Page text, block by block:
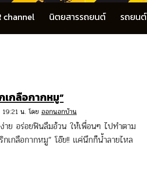
channel นิตยสารรถยนต์ รถยนต์
กลือกากหมู”
19:21 น. โดย ออกนอกบ้าน
าย อร่อยฟินลืมอ้วน ให้เพื่อนๆ ไปทำตาม
เกลือกากหมู” โอ๊ย!! แค่นึกก็น้ำลายไหล